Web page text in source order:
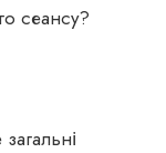
сеансу?